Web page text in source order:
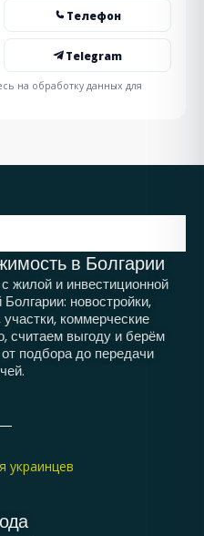
Телефон
Telegram
на обработку данных для
в Болгарии
жилой и инвестиционной
новостройки,
коммерческие
считаем выгоду и берём
подбора до передачи
—
украинцев